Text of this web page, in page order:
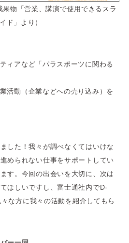
果物「営業、講演で使用できるスラ
イド」より）
ィアなど「パラスポーツに関わる
活動（企業などへの売り込み）を
した！我々が調べなくてはいけな
められない仕事をサポートしてい
す。今回の出会いを大切に、次は
ほしいですし、富士通社内でD-
な方に我々の活動を紹介してもら